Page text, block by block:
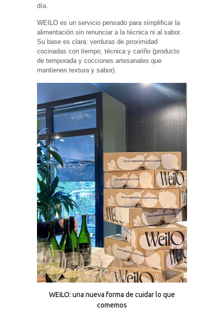
día.
WEILO es un servicio pensado para simplificar la
alimentación sin renunciar a la técnica ni al sabor.
Su base es clara: verduras de proximidad
cocinadas con tiempo, técnica y cariño (producto
de temporada y cocciones artesanales que
mantienen textura y sabor).
WEILO: una nueva forma de cuidar lo que
comemos
opcionales.
necesarias
funcione la
web. Para
podamos
funcionalidad
se usa la
Experiencia
Para que
nuestra web
funcione lo
mejor posible
durante tu
visita. Si
rechaza estas
cookies,
algunas
funcionalidades
desaparecerán
Marketing
Al compartir tus
intereses y
mientras visitas